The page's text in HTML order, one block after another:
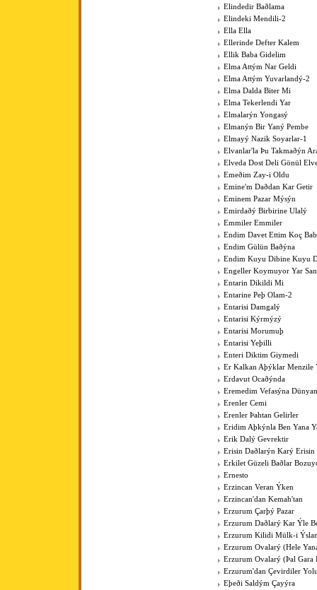
Elindedir Baðlama
Elindeki Mendili-2
Ella Ella
Ellerinde Defter Kalem
Ellik Baba Gidelim
Elma Attým Nar Geldi
Elma Attým Yuvarlandý-2
Elma Dalda Biter Mi
Elma Tekerlendi Yar
Elmalarýn Yongasý
Elmanýn Bir Yaný Pembe
Elmayý Nazik Soyarlar-1
Elvanlar'la Þu Takmaðýn
Elveda Dost Deli Gönül
Emeðim Zay-i Oldu
Emine'm Daðdan Kar Getir
Eminem Pazar Mýsýn
Emirdaðý Birbirine Ulalý
Emmiler Emmiler
Endim Davet Ettim Koç
Endim Gülün Baðýna
Endim Kuyu Dibine Kuyu
Engeller Koymuyor Yar
Entarin Dikildi Mi
Entarine Peþ Olam-2
Entarisi Damgalý
Entarisi Kýrmýzý
Entarisi Morumuþ
Entarisi Yeþilli
Enteri Diktim Giymedi
Er Kalkan Aþýklar Menzile
Erdavut Ocaðýnda
Eremedim Vefasýna
Erenler Cemi
Erenler Þahtan Gelirler
Eridim Aþkýnla Ben Yana
Erik Dalý Gevrektir
Erisin Daðlarýn Karý Erisin
Erkilet Güzeli Baðlar
Ernesto
Erzincan Veran Ýken
Erzincan'dan Kemah'tan
Erzurum Çarþý Pazar
Erzurum Daðlarý Kar Ýle
Erzurum Kilidi Mülk-i
Erzurum Ovalarý (Hele
Erzurum Ovalarý (Þal Gara
Erzurum'dan Çevirdiler
Eþeði Saldým Çayýra